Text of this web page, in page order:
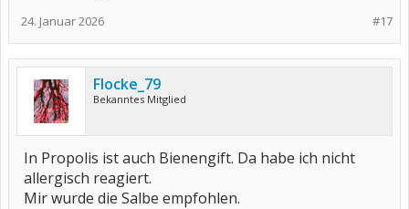
#17
24. Januar 2026
Flocke_79
Bekanntes Mitglied
In Propolis ist auch Bienengift. Da habe ich nicht
allergisch reagiert.
Mir wurde die Salbe empfohlen.